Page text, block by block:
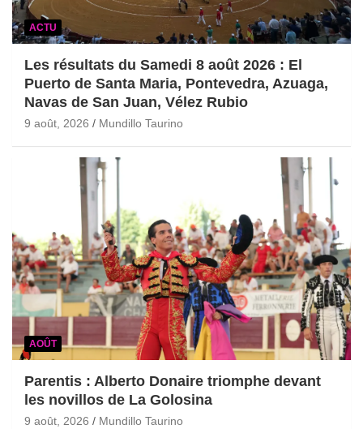
ACTU
Les résultats du Samedi 8 août 2026 : El
Puerto de Santa Maria, Pontevedra, Azuaga,
Navas de San Juan, Vélez Rubio
9 août, 2026 Mundillo Taurino
AOÛT
Parentis : Alberto Donaire triomphe devant
les novillos de La Golosina
9 août, 2026 Mundillo Taurino